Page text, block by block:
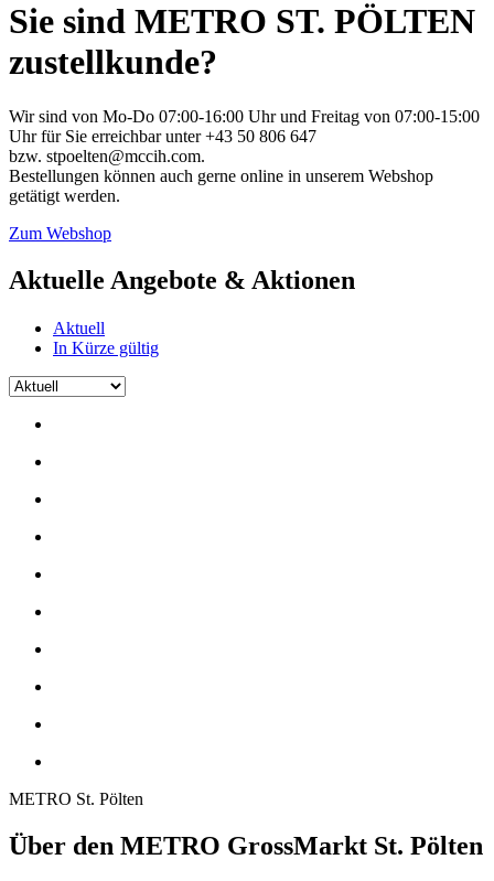
Sie sind METRO ST. PÖLTEN
zustellkunde?
Wir sind von Mo-Do 07:00-16:00 Uhr und Freitag von 07:00-15:00
Uhr für Sie erreichbar unter +43 50 806 647
bzw. stpoelten@mccih.com.
Bestellungen können auch gerne online in unserem Webshop
getätigt werden.
Zum Webshop
Aktuelle Angebote & Aktionen
Aktuell
In Kürze gültig
METRO St. Pölten
Über den METRO GrossMarkt St. Pölten